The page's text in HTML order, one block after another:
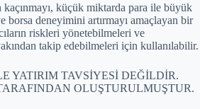
kaçınmayı, küçük miktarda para ile büyük
borsa deneyimini artırmayı amaçlayan bir
riskleri yönetebilmeleri ve
takip edebilmeleri için kullanılabilir.
YATIRIM TAVSİYESİ DEĞİLDİR.
OLUŞTURULMUŞTUR.